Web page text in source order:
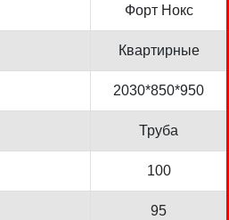
Форт Нокс
Квартирные
2030*850*950
Труба
100
95